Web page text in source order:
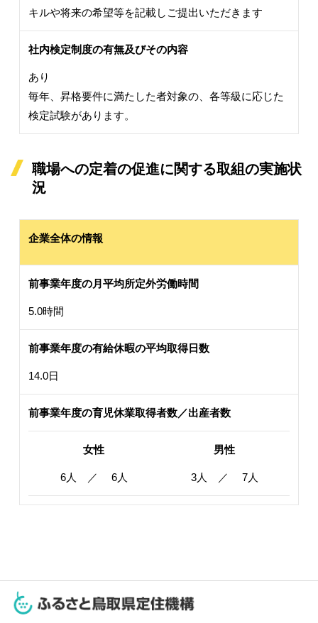
キルや将来の希望等を記載しご提出いただきます
社内検定制度の有無及びその内容
あり
毎年、昇格要件に満たした者対象の、各等級に応じた
検定試験があります。
職場への定着の促進に関する取組の実施状
況
企業全体の情報
前事業年度の月平均所定外労働時間
5.0時間
前事業年度の有給休暇の平均取得日数
14.0日
前事業年度の育児休業取得者数／出産者数
女性 男性
6人 ／ 6人 3人 ／ 7人